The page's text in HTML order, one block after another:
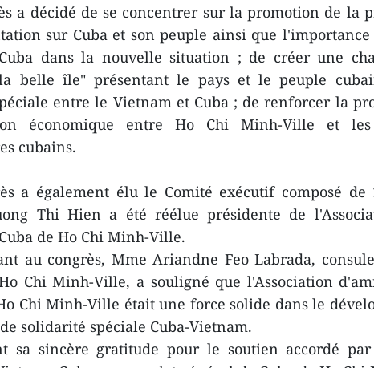
a décidé de se concentrer sur la promotion de la
sur Cuba et son peuple ainsi que
dans la nouvelle situation ; de créer une
belle île" présentant le pays et le peuple
entre le Vietnam et Cuba ; de renforcer la
économique entre Ho Chi Minh-Ville et
cubains.
a également élu le Comité exécutif composé de
Thi Hien a été réélue présidente de
de Ho Chi Minh-Ville.
au congrès, Mme Ariandne Feo Labrada,
Chi Minh-Ville, a souligné que l'Association
Chi Minh-Ville était une force solide dans le
solidarité spéciale Cuba-Vietnam.
sa sincère gratitude pour le soutien accordé par